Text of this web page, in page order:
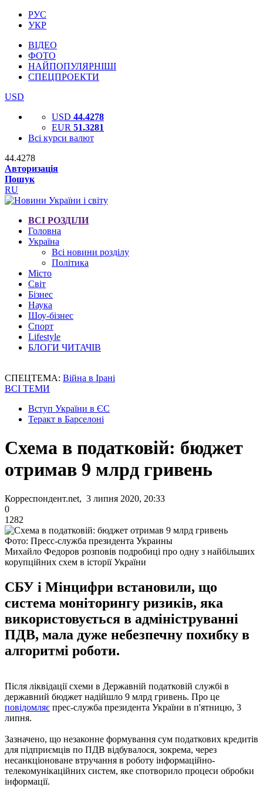
РУС
УКР
ВІДЕО
ФОТО
НАЙПОПУЛЯРНІШІ
СПЕЦПРОЕКТИ
USD
USD 44.4278
EUR 51.3281
Всі курси валют
44.4278
Авторизація
Пошук
RU
ВСІ РОЗДІЛИ
Головна
Україна
Всі новини розділу
Політика
Місто
Світ
Бізнес
Наука
Шоу-бізнес
Спорт
Lifestyle
БЛОГИ ЧИТАЧІВ
СПЕЦТЕМА: Війна в Ірані
ВСІ ТЕМИ
Вступ України в ЄС
Теракт в Барселоні
Схема в податковій: бюджет
отримав 9 млрд гривень
Корреспондент.net, 3 липня 2020, 20:33
0
1282
Фото: Пресс-служба президента Украины
Михайло Федоров розповів подробиці про одну з найбільших
корупційних схем в історії України
СБУ і Мінцифри встановили, що
система моніторингу ризиків, яка
використовується в адмініструванні
ПДВ, мала дуже небезпечну похибку в
алгоритмі роботи.
Після ліквідації схеми в Державній податковій службі в
державний бюджет надійшло 9 млрд гривень. Про це
повідомляє прес-служба президента України в п'ятницю, 3
липня.
Зазначено, що незаконне формування сум податкових кредитів
для підприємців по ПДВ відбувалося, зокрема, через
несанкціоноване втручання в роботу інформаційно-
телекомунікаційних систем, яке спотворило процеси обробки
інформації.